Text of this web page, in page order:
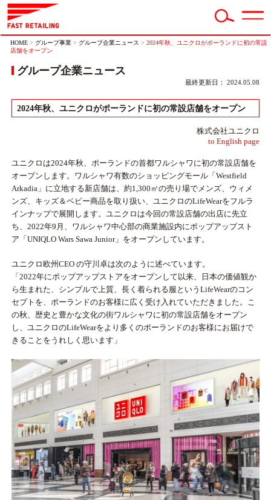
HOME > グループ事業 > グループ企業ニュース > 2024年秋、ユニクロがポーランドに初の常設
店舗をオープン
グループ企業ニュース
最終更新日： 2024.05.08
2024年秋、ユニクロがポーランドに初の常設店舗をオープン
株式会社ユニクロ
to English page
ユニクロは2024年秋、ポーランドの首都ワルシャワに初の常設店舗を
オープンします。ワルシャワ有数のショッピングモール「Westfield
Arkadia」に立地する新店舗は、約1,300㎡の売り場でメンズ、ウィメ
ンズ、キッズ＆ベビー商品を取り扱い、ユニクロのLifeWearをフルラ
インナップで展開します。ユニクロは今回の常設店舗の出店に先立
ち、2022年9月、ワルシャワ中心部の商業施設内にポップアップスト
ア「UNIQLO Wars Sawa Junior」をオープンしています。
ユニクロ欧州CEO の守川卓は次のように述べています。
「2022年にポップアップストアをオープンして以来、日本の価値観か
ら生まれた、シンプルで上質、長く着られる服というLifeWearのコン
セプトを、ポーランドのお客様に広く受け入れていただきました。こ
の秋、歴史と豊かな文化の街ワルシャワに初の常設店舗をオープン
し、ユニクロのLifeWearをより多くのポーランドのお客様にお届けで
きることをうれしく思います」